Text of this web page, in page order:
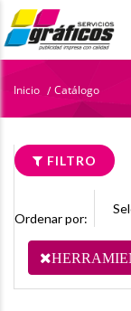
Inicio / Catálogo
FILTRO
Ordenar por: